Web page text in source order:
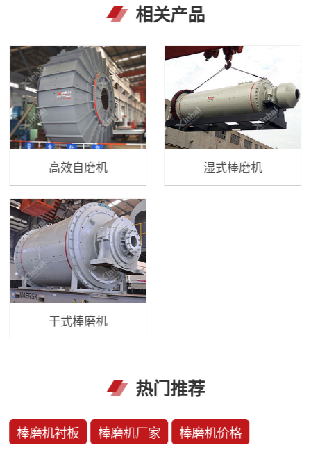
相关产品
高效自磨机 湿式棒磨机
干式棒磨机
热门推荐
棒磨机衬板 棒磨机厂家 棒磨机价格